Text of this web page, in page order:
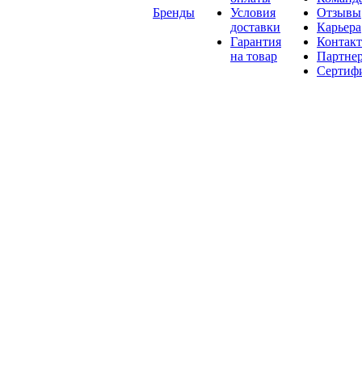
Бренды
Условия
доставки
Гарантия
на товар
Отзывы
Карьера